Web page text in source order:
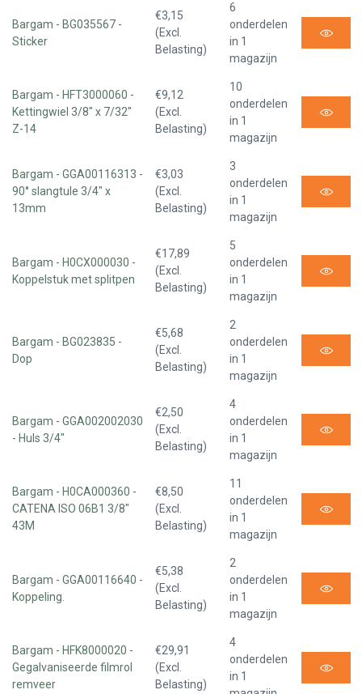
Bargam - BG035567 -
Sticker
€3,15
(Excl.
Belasting)
6
onderdelen
in 1
magazijn
Bargam - HFT3000060 -
Kettingwiel 3/8" x 7/32"
Z-14
€9,12
(Excl.
Belasting)
10
onderdelen
in 1
magazijn
Bargam - GGA00116313 -
90° slangtule 3/4" x
13mm
€3,03
(Excl.
Belasting)
3
onderdelen
in 1
magazijn
Bargam - H0CX000030 -
Koppelstuk met splitpen
€17,89
(Excl.
Belasting)
5
onderdelen
in 1
magazijn
Bargam - BG023835 -
Dop
€5,68
(Excl.
Belasting)
2
onderdelen
in 1
magazijn
Bargam - GGA002002030
- Huls 3/4"
€2,50
(Excl.
Belasting)
4
onderdelen
in 1
magazijn
Bargam - H0CA000360 -
CATENA ISO 06B1 3/8"
43M
€8,50
(Excl.
Belasting)
11
onderdelen
in 1
magazijn
Bargam - GGA00116640 -
Koppeling.
€5,38
(Excl.
Belasting)
2
onderdelen
in 1
magazijn
Bargam - HFK8000020 -
Gegalvaniseerde filmrol
remveer
€29,91
(Excl.
Belasting)
4
onderdelen
in 1